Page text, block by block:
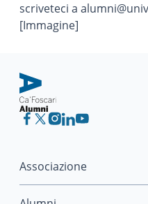
scriveteci a
[Immagine]
Associazione